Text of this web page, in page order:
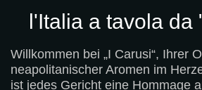
l'Italia a tavola da
Willkommen bei „I Carusi“, Ihrer
neapolitanischer Aromen im
ist jedes Gericht eine Hommage